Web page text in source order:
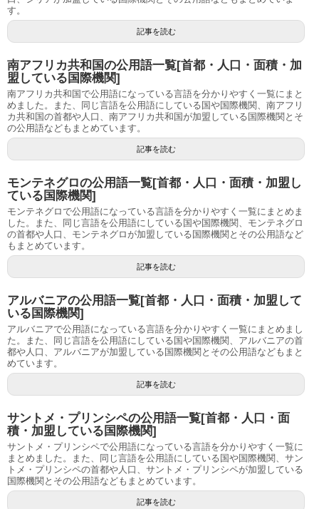
す。
記事を読む
南アフリカ共和国の公用語一覧[首都・人口・面積・加
盟している国際機関]
南アフリカ共和国で公用語になっている言語を分かりやすく一覧にまと
めました。また、同じ言語を公用語にしている国や国際機関、南アフリ
カ共和国の首都や人口、南アフリカ共和国が加盟している国際機関とそ
の公用語などもまとめています。
記事を読む
モンテネグロの公用語一覧[首都・人口・面積・加盟し
ている国際機関]
モンテネグロで公用語になっている言語を分かりやすく一覧にまとめま
した。また、同じ言語を公用語にしている国や国際機関、モンテネグロ
の首都や人口、モンテネグロが加盟している国際機関とその公用語など
もまとめています。
記事を読む
アルバニアの公用語一覧[首都・人口・面積・加盟して
いる国際機関]
アルバニアで公用語になっている言語を分かりやすく一覧にまとめまし
た。また、同じ言語を公用語にしている国や国際機関、アルバニアの首
都や人口、アルバニアが加盟している国際機関とその公用語などもまと
めています。
記事を読む
サントメ・プリンシペの公用語一覧[首都・人口・面
積・加盟している国際機関]
サントメ・プリンシペで公用語になっている言語を分かりやすく一覧に
まとめました。また、同じ言語を公用語にしている国や国際機関、サン
トメ・プリンシペの首都や人口、サントメ・プリンシペが加盟している
国際機関とその公用語などもまとめています。
記事を読む